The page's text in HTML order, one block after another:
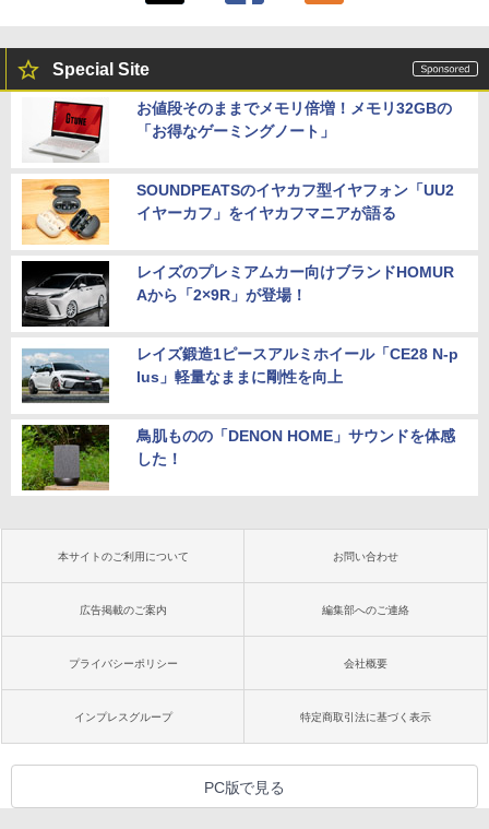
Special Site
お値段そのままでメモリ倍増！メモリ32GBの
「お得なゲーミングノート」
SOUNDPEATSのイヤカフ型イヤフォン「UU2
イヤーカフ」をイヤカフマニアが語る
レイズのプレミアムカー向けブランドHOMUR
Aから「2×9R」が登場！
レイズ鍛造1ピースアルミホイール「CE28 N-p
lus」軽量なままに剛性を向上
鳥肌ものの「DENON HOME」サウンドを体感
した！
本サイトのご利用について お問い合わせ
広告掲載のご案内 編集部へのご連絡
プライバシーポリシー 会社概要
インプレスグループ 特定商取引法に基づく表示
PC版で見る